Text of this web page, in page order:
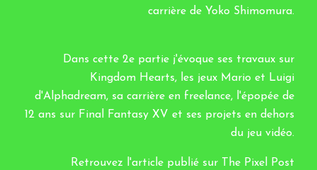
carrière de Yoko Shimomura.
Dans cette 2e partie j'évoque ses travaux sur
Kingdom Hearts, les jeux Mario et Luigi
d'Alphadream, sa carrière en freelance, l'épopée de
12 ans sur Final Fantasy XV et ses projets en dehors
du jeu vidéo.
Retrouvez l'article publié sur The Pixel Post